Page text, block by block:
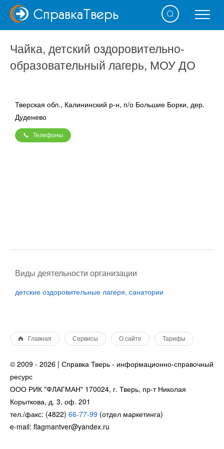
СправкаТверь
Чайка, детский оздоровительно-
образовательный лагерь, МОУ ДО
Тверская обл., Калининский р-н, п/о Большие Борки, дер.
Дуденево
Телефоны
Виды деятельности организации
детские оздоровительные лагеря, санатории
Главная Сервисы О сайте Тарифы
© 2009 - 2026 | Справка Тверь - информационно-справочный
ресурс
ООО РИК "ФЛАГМАН" 170024, г. Тверь, пр-т Николая
Корыткова, д. 3, оф. 201
тел./факс: (4822) 66-77-99 (отдел маркетинга)
e-mail: flagmantver@yandex.ru